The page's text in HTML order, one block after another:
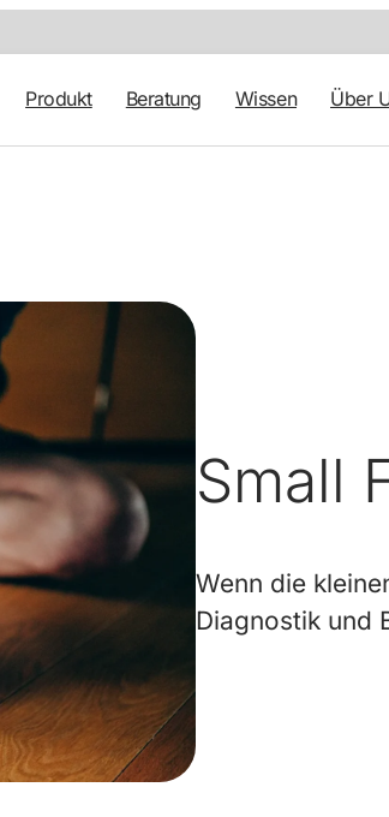
Produkt Beratung Wissen Über
Small
Wenn die
Diagnostik und